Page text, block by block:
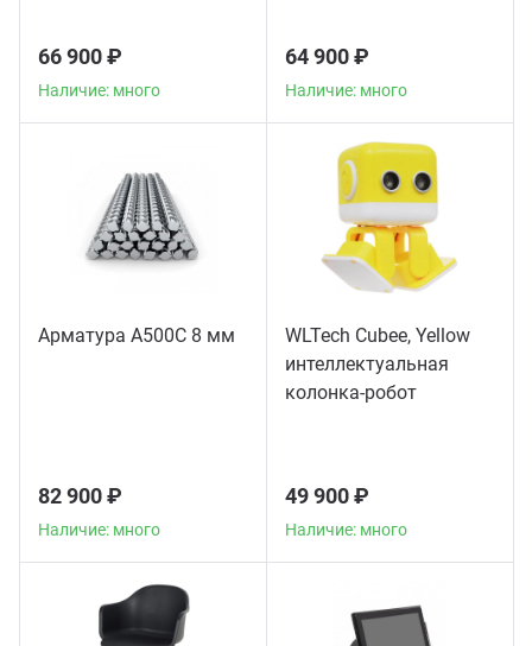
66 900 ₽
Наличие: много
64 900 ₽
Наличие: много
Арматура А500С 8 мм
82 900 ₽
Наличие: много
WLTech Cubee, Yellow
интеллектуальная
колонка-робот
49 900 ₽
Наличие: много